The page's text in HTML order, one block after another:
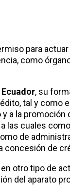
para
como
Ecuador, su
tal y como
a la promoción
las cuales
de
concesión de
otro tipo de
del aparato